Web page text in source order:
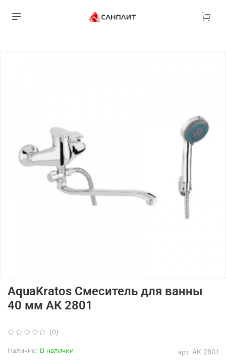
(0)
арт. АК 2801
Наличие: В наличии
AquaKratos Смеситель для ванны
40 мм АК 2801